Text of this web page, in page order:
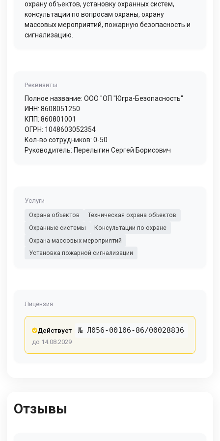
охрану объектов, установку охранных систем,
консультации по вопросам охраны, охрану
массовых мероприятий, пожарную безопасность и
сигнализацию.
Реквизиты
Полное название: ООО "ОП "Югра-Безопасность"
ИНН: 8608051250
КПП: 860801001
ОГРН: 1048603052354
Кол-во сотрудников: 0-50
Руководитель: Перелыгин Сергей Борисович
Услуги
Охрана объектов
Техническая охрана объектов
Охранные системы
Консультации по охране
Охрана массовых мероприятий
Установка пожарной сигнализации
Лицензия
Действует № Л056-00106-86/00028836
до 14.08.2029
Отзывы